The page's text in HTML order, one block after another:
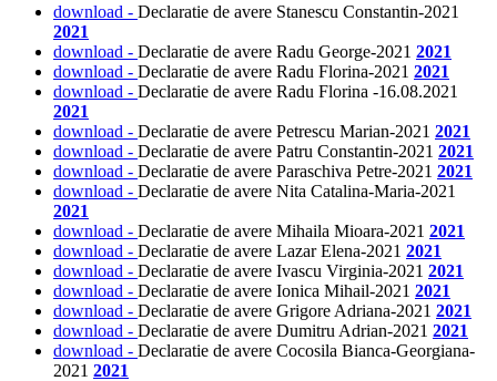
download - Declaratie de avere Stanescu Constantin-2021
2021
download - Declaratie de avere Radu George-2021 2021
download - Declaratie de avere Radu Florina-2021 2021
download - Declaratie de avere Radu Florina -16.08.2021
2021
download - Declaratie de avere Petrescu Marian-2021 2021
download - Declaratie de avere Patru Constantin-2021 2021
download - Declaratie de avere Paraschiva Petre-2021 2021
download - Declaratie de avere Nita Catalina-Maria-2021
2021
download - Declaratie de avere Mihaila Mioara-2021 2021
download - Declaratie de avere Lazar Elena-2021 2021
download - Declaratie de avere Ivascu Virginia-2021 2021
download - Declaratie de avere Ionica Mihail-2021 2021
download - Declaratie de avere Grigore Adriana-2021 2021
download - Declaratie de avere Dumitru Adrian-2021 2021
download - Declaratie de avere Cocosila Bianca-Georgiana-
2021 2021